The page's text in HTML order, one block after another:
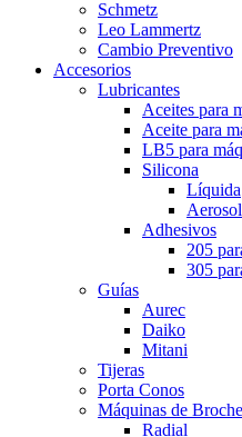
Schmetz
Leo Lammertz
Cambio Preventivo
Accesorios
Lubricantes
Aceites para
Aceite para
LB5 para
Silicona
Líquida
Aerosol
Adhesivos
205
305
Guías
Aurec
Daiko
Mitani
Tijeras
Porta Conos
Máquinas de
Radial